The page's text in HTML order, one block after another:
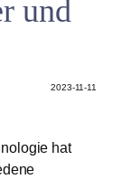
und
2023-11-11
hat